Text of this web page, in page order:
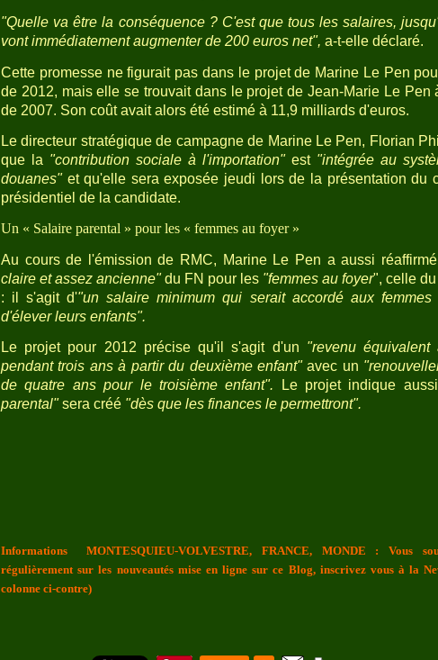
"Quelle va être la conséquence ? C'est que tous les salaires,
vont immédiatement augmenter de 200 euros net", a-t-elle déclaré.
Cette promesse ne figurait pas dans le projet de Marine Le Pen
de 2012, mais elle se trouvait dans le projet de Jean-Marie Le Pen
de 2007. Son coût avait alors été estimé à 11,9 milliards d'euros.
Le directeur stratégique de campagne de Marine Le Pen, Florian
que la "contribution sociale à l'importation"est "intégrée au
douanes"et qu'elle sera exposée jeudi lors de la présentation du
présidentiel de la candidate.
Un « Salaire parental » pour les « femmes au foyer »
Au cours de l'émission de RMC, Marine Le Pen a aussi
claire et assez ancienne"du FN pour les "femmes au foyer", celle du
: il s'agit d'"un salaire minimum qui serait accordé aux
d'élever leurs enfants".
Le projet pour 2012 précise qu'il s'agit d'un "revenu
pendant trois ans à partir du deuxième enfant"avec un
de quatre ans pour le troisième enfant". Le projet indique
parental"sera créé "dès que les finances le permettront".
Informations MONTESQUIEU-VOLVESTRE, FRANCE, MONDE : Vous
régulièrement sur les nouveautés mise en ligne sur ce Blog, inscrivez vous à la
colonne ci-contre)